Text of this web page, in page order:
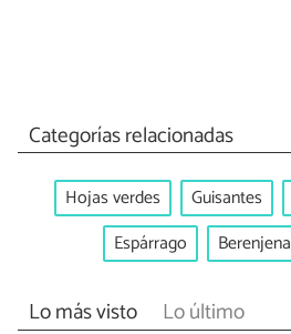
Categorías relacionadas
Hojas verdes Guisantes
Espárrago
Berenjena
Lo más visto Lo último